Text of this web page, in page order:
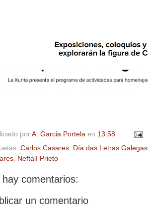
por A. Garcia Portela en 13:58
Carlos Casares Día das Letras Galegas
Neftalí Prieto
hay comentarios:
un comentario